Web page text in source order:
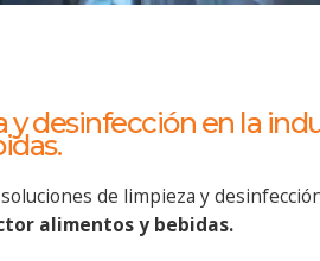
y desinfección en la
de limpieza y
alimentos y bebidas.